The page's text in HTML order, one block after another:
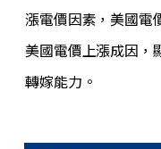
漲電價因素，美國電
美國電價上漲成因，
轉嫁能力。